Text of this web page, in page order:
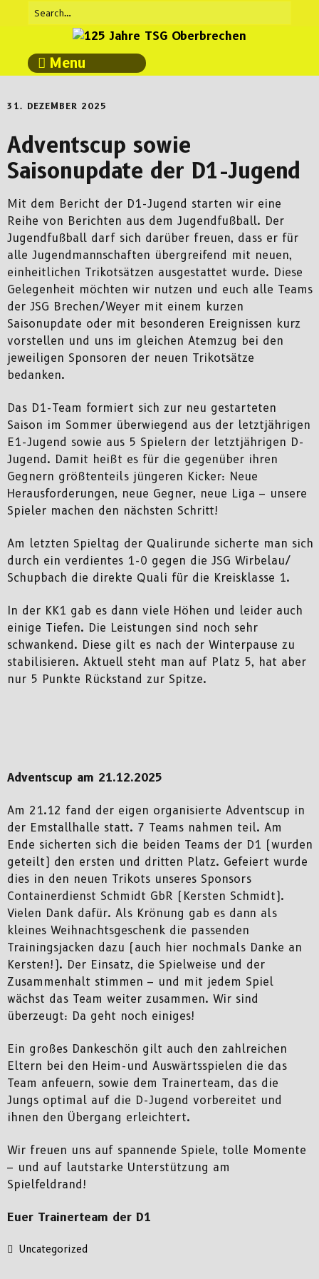
Menu
31. DEZEMBER 2025
Adventscup sowie
Saisonupdate der D1-Jugend
Mit dem Bericht der D1-Jugend starten wir eine
Reihe von Berichten aus dem Jugendfußball. Der
Jugendfußball darf sich darüber freuen, dass er für
alle Jugendmannschaften übergreifend mit neuen,
einheitlichen Trikotsätzen ausgestattet wurde. Diese
Gelegenheit möchten wir nutzen und euch alle Teams
der JSG Brechen/Weyer mit einem kurzen
Saisonupdate oder mit besonderen Ereignissen kurz
vorstellen und uns im gleichen Atemzug bei den
jeweiligen Sponsoren der neuen Trikotsätze
bedanken.
Das D1-Team formiert sich zur neu gestarteten
Saison im Sommer überwiegend aus der letztjährigen
E1-Jugend sowie aus 5 Spielern der letztjährigen D-
Jugend. Damit heißt es für die gegenüber ihren
Gegnern größtenteils jüngeren Kicker: Neue
Herausforderungen, neue Gegner, neue Liga – unsere
Spieler machen den nächsten Schritt!
Am letzten Spieltag der Qualirunde sicherte man sich
durch ein verdientes 1-0 gegen die JSG Wirbelau/
Schupbach die direkte Quali für die Kreisklasse 1.
In der KK1 gab es dann viele Höhen und leider auch
einige Tiefen. Die Leistungen sind noch sehr
schwankend. Diese gilt es nach der Winterpause zu
stabilisieren. Aktuell steht man auf Platz 5, hat aber
nur 5 Punkte Rückstand zur Spitze.
Adventscup am 21.12.2025
Am 21.12 fand der eigen organisierte Adventscup in
der Emstallhalle statt. 7 Teams nahmen teil. Am
Ende sicherten sich die beiden Teams der D1 (wurden
geteilt) den ersten und dritten Platz. Gefeiert wurde
dies in den neuen Trikots unseres Sponsors
Containerdienst Schmidt GbR (Kersten Schmidt).
Vielen Dank dafür. Als Krönung gab es dann als
kleines Weihnachtsgeschenk die passenden
Trainingsjacken dazu (auch hier nochmals Danke an
Kersten!). Der Einsatz, die Spielweise und der
Zusammenhalt stimmen – und mit jedem Spiel
wächst das Team weiter zusammen. Wir sind
überzeugt: Da geht noch einiges!
Ein großes Dankeschön gilt auch den zahlreichen
Eltern bei den Heim-und Auswärtsspielen die das
Team anfeuern, sowie dem Trainerteam, das die
Jungs optimal auf die D-Jugend vorbereitet und
ihnen den Übergang erleichtert.
Wir freuen uns auf spannende Spiele, tolle Momente
– und auf lautstarke Unterstützung am
Spielfeldrand!
Euer Trainerteam der D1
Uncategorized